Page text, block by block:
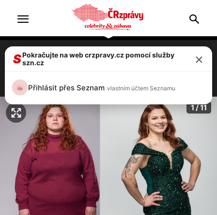
Extrémní proměny: Karolina shodila 56
1 / 11
SPokračujte na web crzpravy.cz pomocí služby
szn.cz
×
Přihlásit přes Seznam vlastním účtem Seznamu